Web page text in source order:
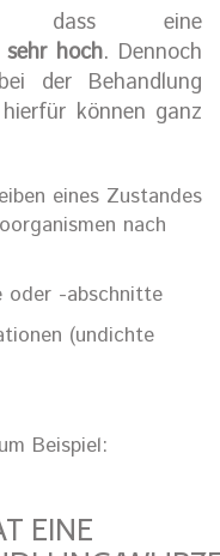
dass eine
hoch. Dennoch
der Behandlung
können ganz
eines Zustandes
nach
oder -abschnitte
(undichte
Beispiel:
EINE